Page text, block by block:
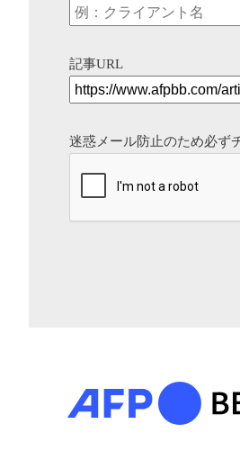
記事URL
迷惑メール防止のため必ず